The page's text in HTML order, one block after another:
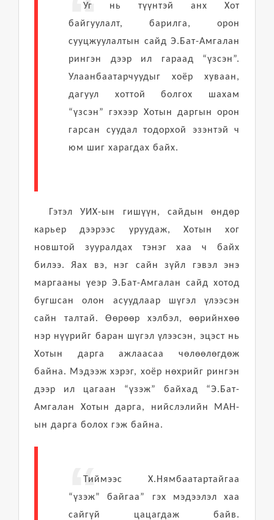
Уг нь түүнтэй анх Хот
байгуулалт, барилга, орон
сууцжуулалтын сайд Э.Бат-Амгалан
рингэн дээр ил гараад “үзсэн”.
Улаанбаатарчуудыг хоёр хуваан,
дагуул хоттой болгох шахам
“үзсэн” гэхээр Хотын даргын орон
гарсан суудал тодорхой эзэнтэй ч
юм шиг харагдах байх.
Гэтэл УИХ-ын гишүүн, сайдын өндөр
карьер дээрээс уруудаж, Хотын хог
новштой зууралдах тэнэг хаа ч байх
билээ. Яах вэ, нэг сайн зүйл гэвэл энэ
маргааны үеэр Э.Бат-Амгалан сайд хотод
бугшсан олон асуудлаар шүгэл үлээсэн
сайн талтай. Өөрөөр хэлбэл, өөрийнхөө
нэр нүүрийг баран шүгэл үлээсэн, эцэст нь
Хотын дарга ажлаасаа чөлөөлөгдөж
байна. Мэдээж хэрэг, хоёр нөхрийг рингэн
дээр ил цагаан “үзэж” байхад “Э.Бат-
Амгалан Хотын дарга, нийслэлийн МАН-
ын дарга болох гэж байна.
Тиймээс Х.Нямбаатартайгаа
“үзэж” байгаа” гэх мэдээлэл хаа
сайгүй цацагдаж байв.